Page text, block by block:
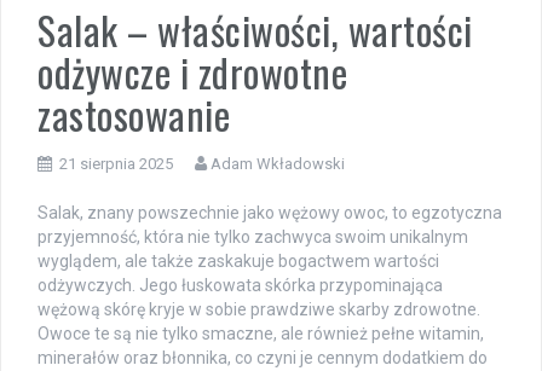
Salak – właściwości, wartości
odżywcze i zdrowotne
zastosowanie
21 sierpnia 2025 Adam Wkładowski
Salak, znany powszechnie jako wężowy owoc, to egzotyczna
przyjemność, która nie tylko zachwyca swoim unikalnym
wyglądem, ale także zaskakuje bogactwem wartości
odżywczych. Jego łuskowata skórka przypominająca
wężową skórę kryje w sobie prawdziwe skarby zdrowotne.
Owoce te są nie tylko smaczne, ale również pełne witamin,
minerałów oraz błonnika, co czyni je cennym dodatkiem do